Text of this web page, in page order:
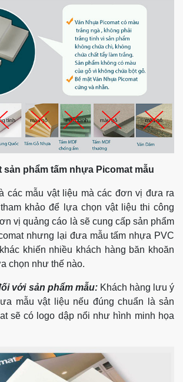
sản phẩm tấm nhựa Picomat mẫu
các mẫu vật liệu mà các đơn vị đưa ra
khảo để lựa chọn vật liệu thi công
vị quảng cáo là sẽ cung cấp sản phẩm
nhưng lại đưa mẫu tấm nhựa PVC
khiến nhiều khách hàng băn khoăn
chọn như thế nào.
với sản phẩm mẫu: Khách hàng lưu ý
mẫu vật liệu nếu đúng chuẩn là sản
sẽ có logo dập nổi như hình minh họa